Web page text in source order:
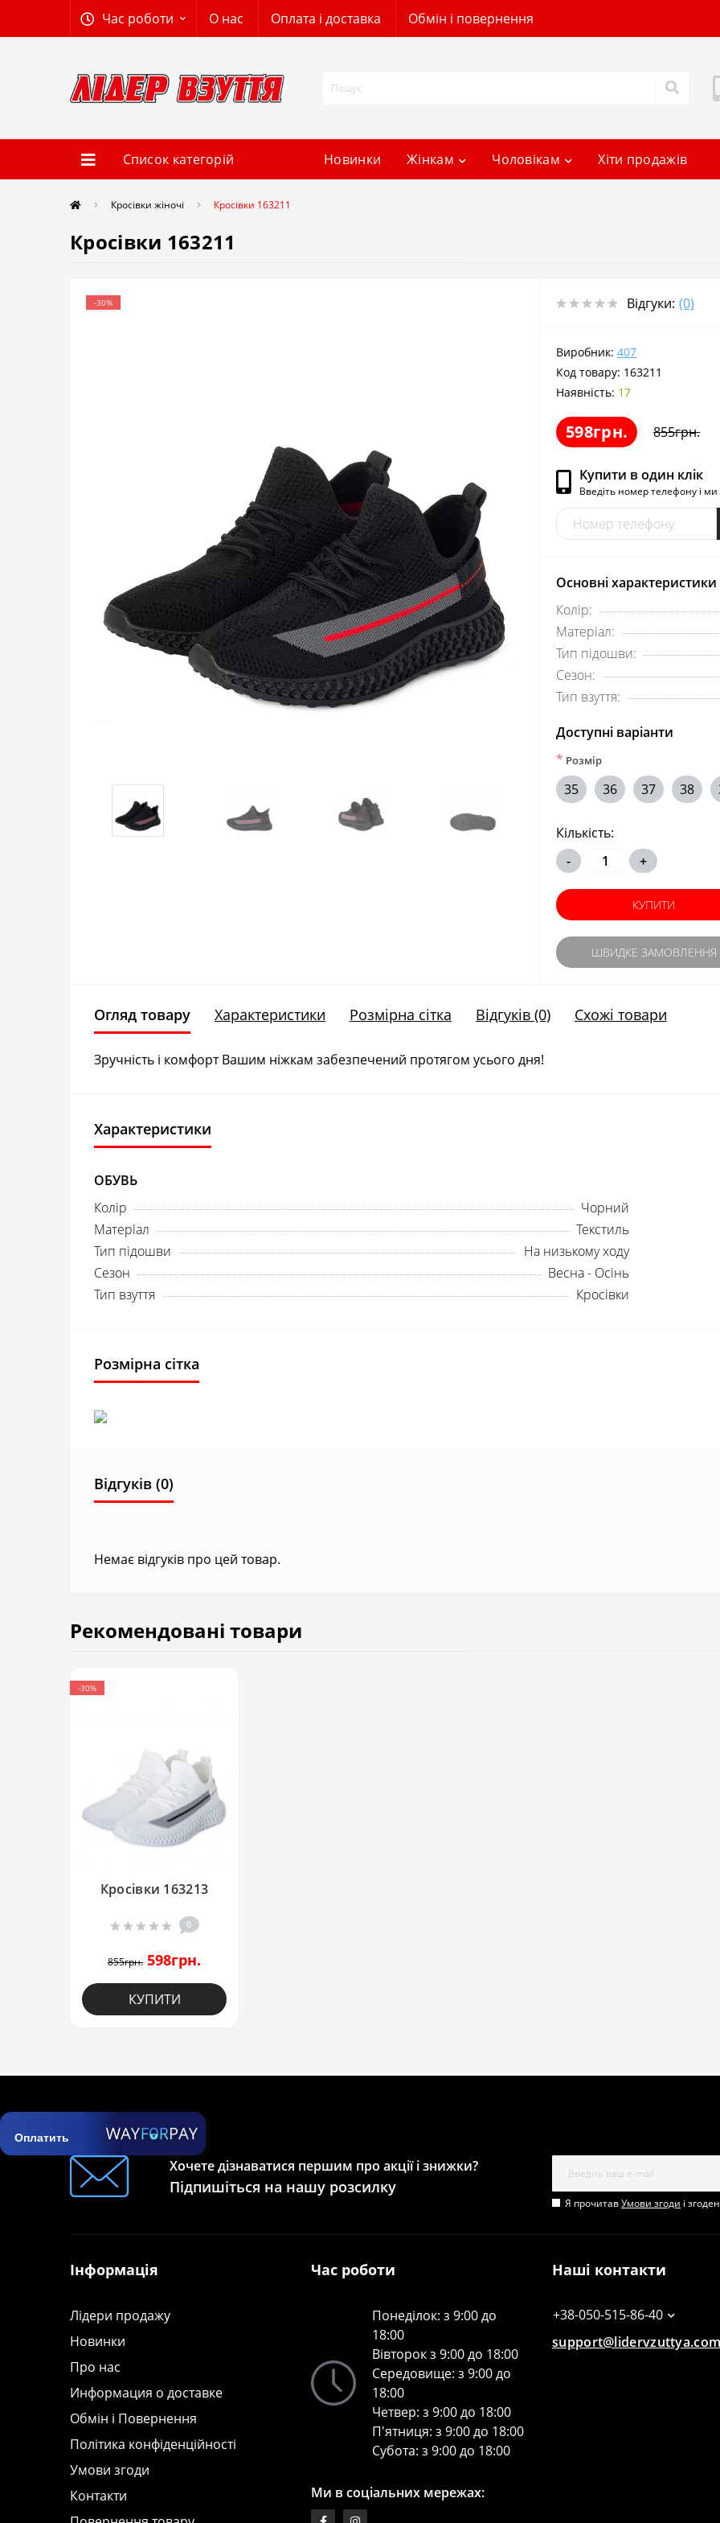
Час роботи О нас Оплата і доставка Обмін і повернення
Список категорій Новинки Жінкам Чоловікам Хіти продажів
Кросівки жіночі Кросівки 163211
Кросівки 163211
-30% Відгуки: (0)
Виробник: 407
Код товару: 163211
Наявність: 17
598грн. 855грн.
Купити в один клік
Введіть номер телефону і
Основні характеристики
Колір:
Матеріал:
Тип підошви:
Сезон:
Тип взуття:
Доступні варіанти
* Розмір
35 36 37 38
Кількість:
-
+
КУПИТИ
ШВИДКЕ ЗАМОВЛЕННЯ
Огляд товару Характеристики Розмірна сітка Відгуків (0) Схожі товари
Зручність і комфорт Вашим ніжкам забезпечений протягом усього дня!
Характеристики
ОБУВЬ
Колір
Чорний
Матеріал
Текстиль
Тип підошви
На низькому ходу
Сезон
Весна - Осінь
Тип взуття
Кросівки
Розмірна сітка
Відгуків (0)
Немає відгуків про цей товар.
Рекомендовані товари
-30%
Кросівки 163213
0
855грн. 598грн.
КУПИТИ
Оплатить
Хочете дізнаватися першим про акції і знижки?
Підпишіться на нашу розсилку
Я прочитавУмови згоди і
Інформація
Лідери продажу
Новинки
Про нас
Информация о доставке
Обмін і Повернення
Політика конфіденційності
Умови згоди
Контакти
Час роботи
Понеділок: з 9:00 до
18:00
Вівторок з 9:00 до 18:00
Середовище: з 9:00 до
18:00
Четвер: з 9:00 до 18:00
П'ятниця: з 9:00 до 18:00
Субота: з 9:00 до 18:00
Ми в соціальних мережах:
Наші контакти
+38-050-515-86-40